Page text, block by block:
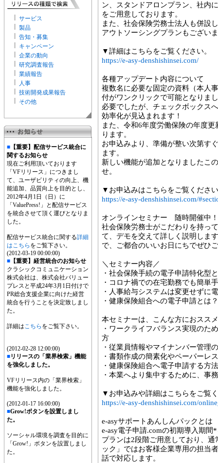
サービス
製品
告知・募集
キャンペーン
企業の動向
研究調査報告
業績報告
人事
技術開発成果報告
その他
■ 【重要】配信サービス統合に
関するお知らせ
現在ご利用頂いております
「VFリリース」につきまし
て、ユーザビリティの向上、機
能追加、品質向上を目的とし、
2012年4月1日（日）に
「ValuePress!」と配信サービス
を統合させて頂く運びとなりま
した。
配信サービス統合に関する詳細
はこちら をご覧下さい。
(2012-03-19 00:00:00)
■ 【重要】経営統合のお知らせ
クラシックコミュニケーション
株式会社は、株式会社バリュー
プレスと平成24年3月1日付けで
PR総合支援企業に向けた経営
統合を行うことを決定致しまし
た。
詳細はこちら をご覧下さい。
(2012-02-28 12:00:00)
■リリースの「業界検索」機能
を強化しました。
VFリリース内の「業界検索」
機能を強化しました。
(2012-01-17 16:00:00)
■Grow!ボタンを設置しまし
た。
ソーシャル環境を調査を目的に
「Grow!」ボタンを設置しまし
た。
ン、スタンドアロンプラン、社内
をご用意しております。
また、社会保険労務士法人も併設
アウトソーシングプランもござい
▼詳細はこちらをご覧ください。
https://e-asy-denshishinsei.com/
各種アップデート内容について
複数名に必要な固定の資料（本人
付がワンクリックで可能となりま
必要でしたが、チェックボックス
効率化が見込まれます！
また、令和6年度労働保険の年度
ります。
お申込みより、準備が整い次第す
ます。
新しい機能が追加となりましたこ
せ。
▼お申込みはこちらをご覧くださ
https://e-asy-denshishinsei.com/
オンラインセミナー 随時開催中！
社会保険労務士がこだわりを持っ
て、デモを交えて詳しく説明しま
で、ご都合のいいお日にちでぜひ
＼セミナー内容／
・社会保険手続の電子申請特化型
・コロナ禍での在宅勤務でも簡単
・人事給与システムは変更せずに
・健康保険組合への電子申請とは
本セミナーは、こんな方におスス
・ワークライフバランス実現のた
方
・従業員情報やマイナンバー管理
・書類作成の簡素化やペーパーレ
・健康保険組合へ電子申請する方
・本業へより集中するために、事
▼お申込みや詳細はこちらをご覧
https://e-asy-denshishinsei.com/
e-asyサポートあんしんパックとは
e-asy電子申請.comの初期導入期
プランは2段階ご用意しており、
ック」ではお客様企業専用の担当
話で対応します。